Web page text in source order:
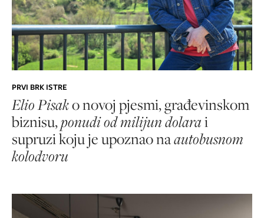
PRVI BRK ISTRE
Elio Pisako novoj pjesmi, građevinskom
biznisu,ponudi od milijun dolarai
supruzi koju je upoznao naautobusnom
kolodvoru